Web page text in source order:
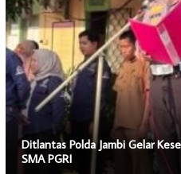
Ditlantas Polda Jambi Gelar
SMA PGRI